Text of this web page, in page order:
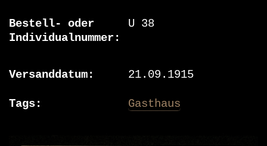
Bestell- oder
Individualnummer
U 38
Versanddatum 21.09.1915
Tags Gasthaus